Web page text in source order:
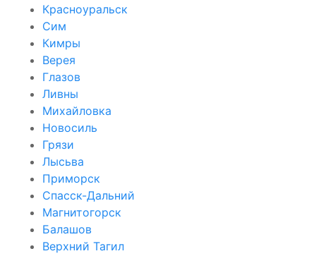
Красноуральск
Сим
Кимры
Верея
Глазов
Ливны
Михайловка
Новосиль
Грязи
Лысьва
Приморск
Спасск-Дальний
Магнитогорск
Балашов
Верхний Тагил